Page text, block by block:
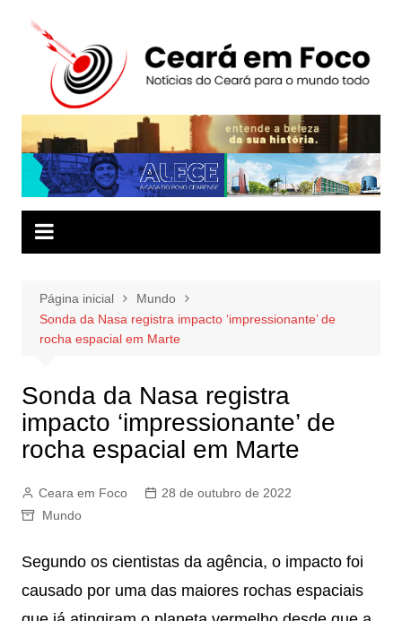
conteúdo
Página inicial
Mundo
Sonda da Nasa registra impacto ‘impressionante’ de
rocha espacial em Marte
Sonda da Nasa registra
impacto ‘impressionante’ de
rocha espacial em Marte
Ceara em Foco
28 de outubro de 2022
Mundo
Segundo os cientistas da agência, o impacto foi
causado por uma das maiores rochas espaciais